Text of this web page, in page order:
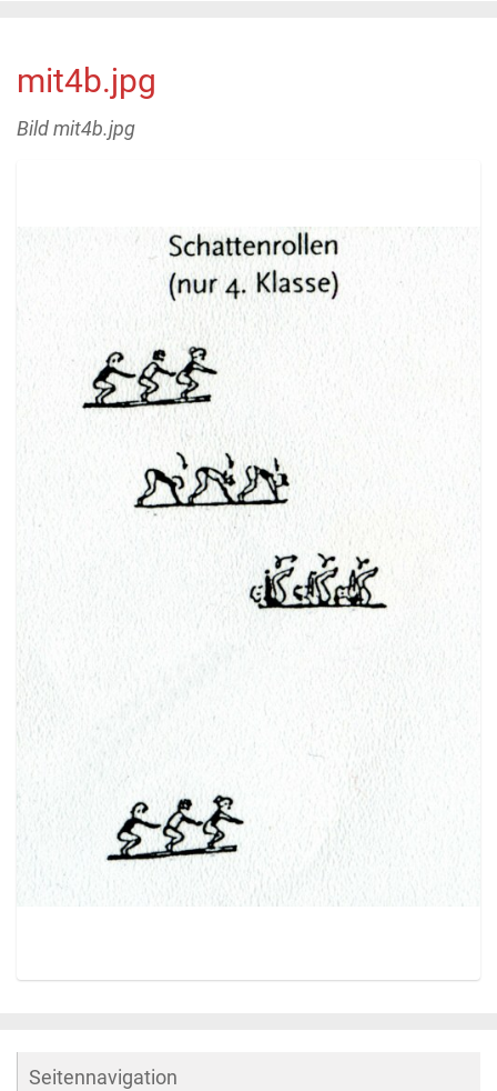
mit4b.jpg
Bild mit4b.jpg
e
Seitennavigation